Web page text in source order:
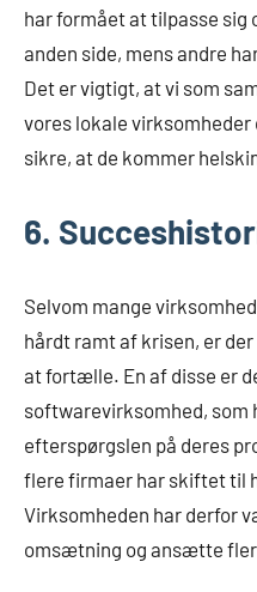
har formået at tilpasse sig
anden side, mens andre
Det er vigtigt, at vi som
vores lokale
sikre, at de kommer
6.
Selvom mange
hårdt ramt af krisen, er
at fortælle. En af disse er
softwarevirksomhed, som
efterspørgslen på deres
flere firmaer har skiftet til
Virksomheden har derfor
omsætning og ansætte